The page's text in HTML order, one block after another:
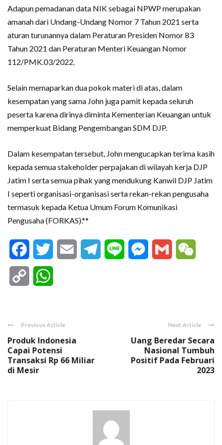
Adapun pemadanan data NIK sebagai NPWP merupakan
amanah dari Undang-Undang Nomor 7 Tahun 2021 serta
aturan turunannya dalam Peraturan Presiden Nomor 83
Tahun 2021 dan Peraturan Menteri Keuangan Nomor
112/PMK.03/2022.
Selain memaparkan dua pokok materi di atas, dalam
kesempatan yang sama John juga pamit kepada seluruh
peserta karena dirinya diminta Kementerian Keuangan untuk
memperkuat Bidang Pengembangan SDM DJP.
Dalam kesempatan tersebut, John mengucapkan terima kasih
kepada semua stakeholder perpajakan di wilayah kerja DJP
Jatim I serta semua pihak yang mendukung Kanwil DJP Jatim
I seperti organisasi-organisasi serta rekan-rekan pengusaha
termasuk kepada Ketua Umum Forum Komunikasi
Pengusaha (FORKAS).**
FacebookTwitter Email Telegram
Line Messenger
Gmail
Copy
Previous Article
Produk Indonesia
Capai Potensi
Transaksi Rp 66 Miliar
di Mesir
Next Article
Uang Beredar Secara
Nasional Tumbuh
Positif Pada Februari
2023